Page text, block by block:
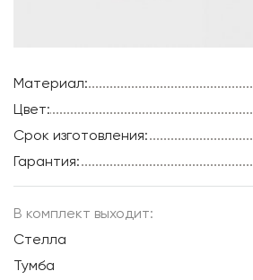
Материал:
Цвет:
Срок изготовления:
Гарантия:
В комплект выходит:
Стелла
Тумба